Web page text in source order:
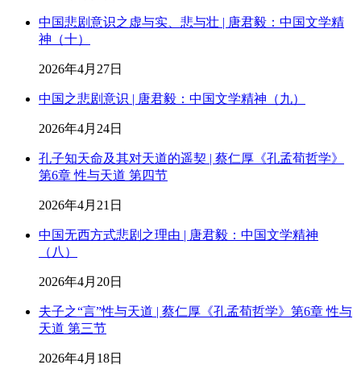
中国悲剧意识之虚与实、悲与壮 | 唐君毅：中国文学精
神（十）
2026年4月27日
中国之悲剧意识 | 唐君毅：中国文学精神（九）
2026年4月24日
孔子知天命及其对天道的遥契 | 蔡仁厚《孔孟荀哲学》
第6章 性与天道 第四节
2026年4月21日
中国无西方式悲剧之理由 | 唐君毅：中国文学精神
（八）
2026年4月20日
夫子之“言”性与天道 | 蔡仁厚《孔孟荀哲学》第6章 性与
天道 第三节
2026年4月18日